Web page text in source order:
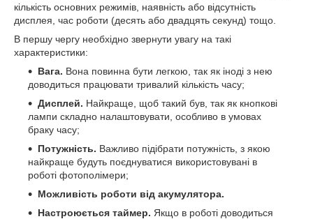
кількість основних режимів, наявність або відсутність
дисплея, час роботи (десять або двадцять секунд) тощо.
В першу чергу необхідно звернути увагу на такі
характеристики:
Вага. Вона повинна бути легкою, так як іноді з нею
доводиться працювати тривалий кількість часу;
Дисплей. Найкраще, щоб такий був, так як кнопкові
лампи складно налаштовувати, особливо в умовах
браку часу;
Потужність. Важливо підібрати потужність, з якою
найкраще будуть поєднуватися використовувані в
роботі фотополімери;
Можливість роботи від акумулятора.
Настроюється таймер. Якщо в роботі доводиться